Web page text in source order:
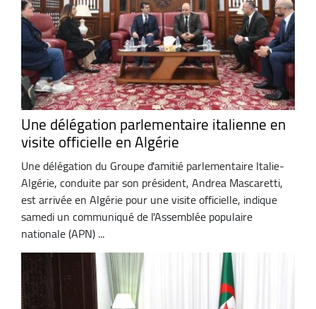
Une délégation parlementaire italienne en
visite officielle en Algérie
Une délégation du Groupe d'amitié parlementaire Italie-
Algérie, conduite par son président, Andrea Mascaretti,
est arrivée en Algérie pour une visite officielle, indique
samedi un communiqué de l'Assemblée populaire
nationale (APN) ...